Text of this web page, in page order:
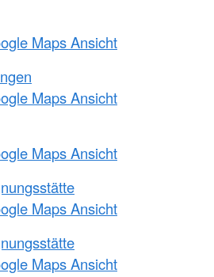
Maps Ansicht
Maps Ansicht
Maps Ansicht
Maps Ansicht
Maps Ansicht